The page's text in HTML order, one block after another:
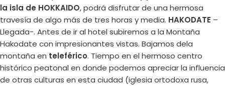
la isla de HOKKAIDO, podrá disfrutar de una hermosa
travesía de algo más de tres horas y media. HAKODATE –
Llegada-. Antes de ir al hotel subiremos a la Montaña
Hakodate con impresionantes vistas. Bajamos dela
montaña en teleférico. Tiempo en el hermoso centro
histórico peatonal en donde podemos apreciar la influencia
de otras culturas en esta ciudad (iglesia ortodoxa rusa,